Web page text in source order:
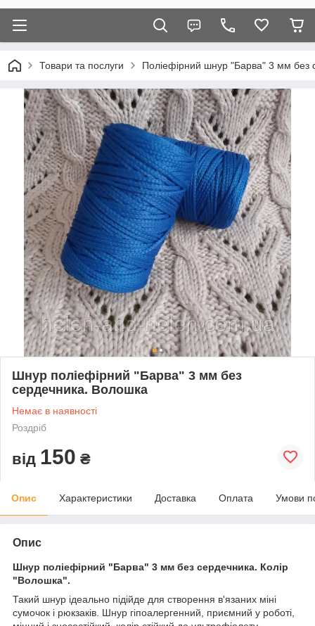
Товари та послуги Поліефірний шнур "Барва" 3 мм без
Шнур поліефірний "Барва" 3 мм без
сердечника. Волошка
Немає в наявності
Роздріб
від 150 ₴
Опис Характеристики Доставка Оплата Умови
Опис
Шнур поліефірний "Барва" 3 мм без сердечника. Колір
"Волошка".
Такий шнур ідеально підійде для створення в'язаних мiнi
сумочок і рюкзаків. Шнур гіпоалергенний, приємний у роботі,